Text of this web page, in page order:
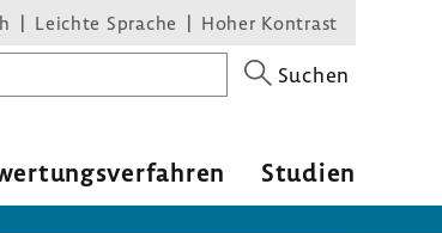
Leichte Sprache Hoher Kontrast
Suchen
Studien